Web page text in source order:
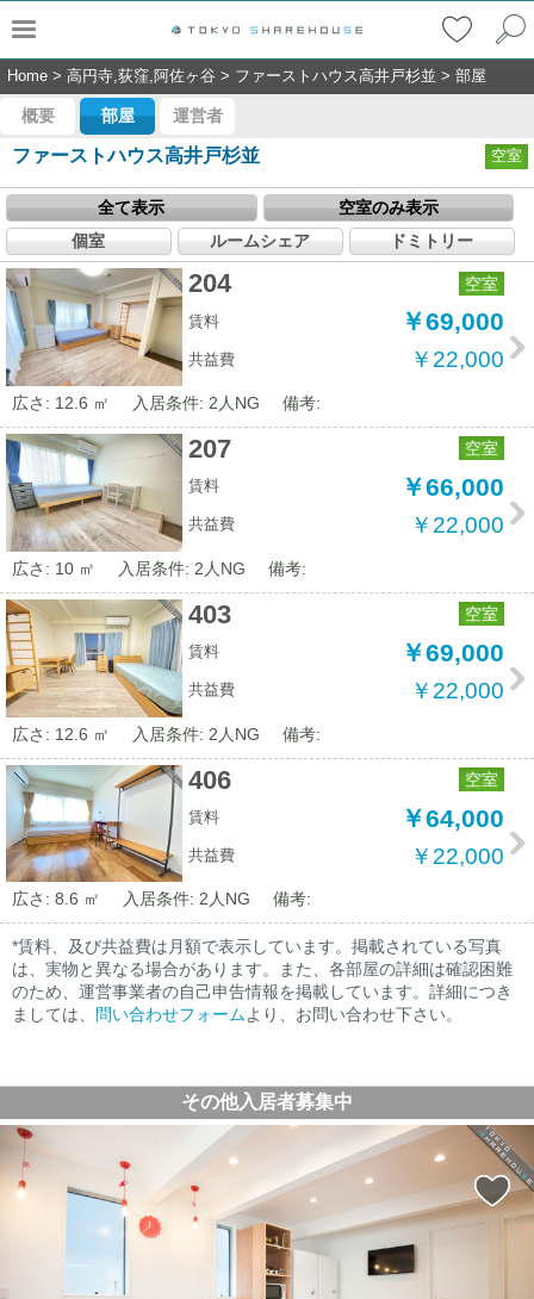
Home > 高円寺,荻窪,阿佐ヶ谷 > ファーストハウス高井戸杉並 > 部屋
概要 部屋 運営者
ファーストハウス高井戸杉並 空室
全て表示
空室のみ表示
個室
ルームシェア ドミトリー
204 空室
賃料 ￥69,000
共益費 ￥22,000
広さ: 12.6 ㎡ 入居条件: 2人NG 備考:
207 空室
賃料 ￥66,000
共益費 ￥22,000
広さ: 10 ㎡ 入居条件: 2人NG 備考:
403 空室
賃料 ￥69,000
共益費 ￥22,000
広さ: 12.6 ㎡ 入居条件: 2人NG 備考:
406 空室
賃料 ￥64,000
共益費 ￥22,000
広さ: 8.6 ㎡ 入居条件: 2人NG 備考:
*賃料、及び共益費は月額で表示しています。掲載されている写真
は、実物と異なる場合があります。また、各部屋の詳細は確認困難
のため、運営事業者の自己申告情報を掲載しています。詳細につき
ましては、
問い合わせフォームより、お問い合わせ下さい。
その他入居者募集中